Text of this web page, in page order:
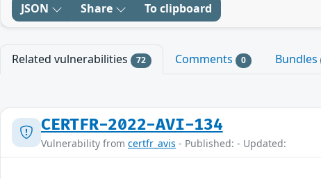
JSON Share To clipboard
Related vulnerabilities 72 Comments 0 Bundles
CERTFR-2022-AVI-134
Vulnerability from certfr_avis - Published: - Updated: